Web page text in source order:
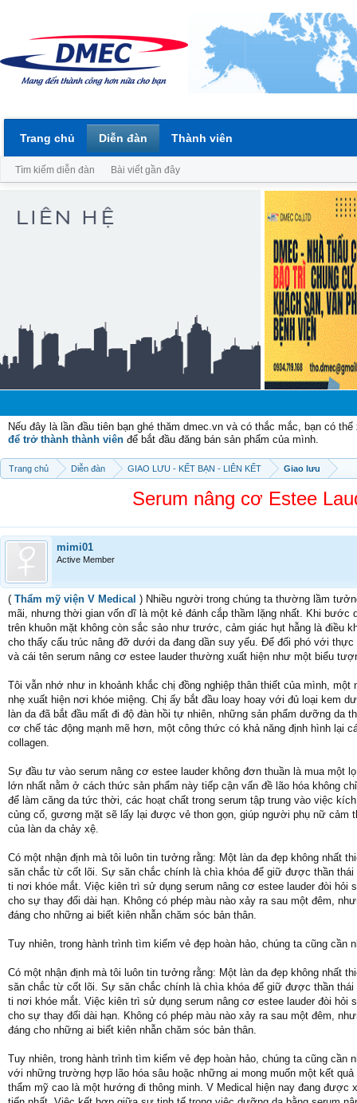
Nếu đây là lần đầu tiên bạn ghé thăm dmec.vn và có thắc mắc, bạn có
để trở thành thành viên để bắt đầu đăng bán sản phẩm của mình.
Trang chủ Diễn đàn GIAO LƯU - KẾT BẠN - LIÊN KẾT Giao lưu
Serum nâng cơ Estee
mimi01
Active Member
( Thẩm mỹ viện V Medical ) Nhiều người trong chúng ta thường lầm
mãi, nhưng thời gian vốn dĩ là một kẻ đánh cắp thầm lặng nhất. Khi
trên khuôn mặt không còn sắc sảo như trước, cảm giác hụt hẫng là điều
cho thấy cấu trúc nâng đỡ dưới da đang dần suy yếu. Để đối phó với
và cái tên serum nâng cơ estee lauder thường xuất hiện như một biểu
Tôi vẫn nhớ như in khoảnh khắc chị đồng nghiệp thân thiết của mình,
nhẹ xuất hiện nơi khóe miệng. Chị ấy bắt đầu loay hoay với đủ loại kem
làn da đã bắt đầu mất đi độ đàn hồi tự nhiên, những sản phẩm dưỡng
cơ chế tác động mạnh mẽ hơn, một công thức có khả năng định hình lại
collagen.
Sự đầu tư vào serum nâng cơ estee lauder không đơn thuần là mua một
lớn nhất nằm ở cách thức sản phẩm này tiếp cận vấn đề lão hóa không
để làm căng da tức thời, các hoạt chất trong serum tập trung vào việc
củng cố, gương mặt sẽ lấy lại được vẻ thon gọn, giúp người phụ nữ cảm
của làn da chảy xệ.
Có một nhận định mà tôi luôn tin tưởng rằng: Một làn da đẹp không nhất
săn chắc từ cốt lõi. Sự săn chắc chính là chìa khóa để giữ được thần
ti nơi khóe mắt. Việc kiên trì sử dụng serum nâng cơ estee lauder đòi
cho sự thay đổi dài hạn. Không có phép màu nào xảy ra sau một đêm,
đáng cho những ai biết kiên nhẫn chăm sóc bản thân.
Tuy nhiên, trong hành trình tìm kiếm vẻ đẹp hoàn hảo, chúng ta cũng cần
Có một nhận định mà tôi luôn tin tưởng rằng: Một làn da đẹp không nhất
săn chắc từ cốt lõi. Sự săn chắc chính là chìa khóa để giữ được thần
ti nơi khóe mắt. Việc kiên trì sử dụng serum nâng cơ estee lauder đòi
cho sự thay đổi dài hạn. Không có phép màu nào xảy ra sau một đêm,
đáng cho những ai biết kiên nhẫn chăm sóc bản thân.
Tuy nhiên, trong hành trình tìm kiếm vẻ đẹp hoàn hảo, chúng ta cũng
với những trường hợp lão hóa sâu hoặc những ai mong muốn một kết
thẩm mỹ cao là một hướng đi thông minh. V Medical hiện nay đang
Trang chủ Diễn đàn
Tìm kiếm diễn đàn Bài viết gần đây
Thành viên